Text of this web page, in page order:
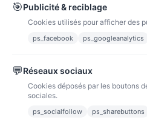
Paiements sécurisés via
🎯Publicité & reciblage
Cookies utilisés pour afficher des
ps_facebook ps_googleanalytics
💬Réseaux sociaux
Cookies déposés par les boutons
sociales.
ps_socialfollow ps_sharebuttons